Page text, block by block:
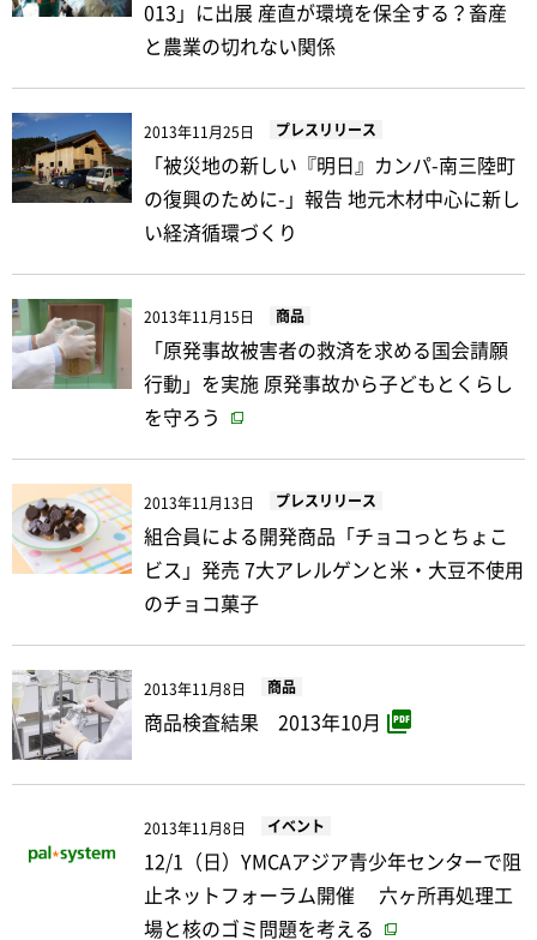
013」に出展 産直が環境を保全する？畜産
と農業の切れない関係
2013年11月25日 プレスリリース
「被災地の新しい『明日』カンパ-南三陸町
の復興のために-」報告 地元木材中心に新し
い経済循環づくり
2013年11月15日 商品
「原発事故被害者の救済を求める国会請願
行動」を実施 原発事故から子どもとくらし
を守ろう
2013年11月13日 プレスリリース
組合員による開発商品「チョコっとちょこ
ビス」発売 7大アレルゲンと米・大豆不使用
のチョコ菓子
2013年11月8日 商品
商品検査結果 2013年10月
2013年11月8日 イベント
12/1（日）YMCAアジア青少年センターで阻
止ネットフォーラム開催 六ヶ所再処理工
場と核のゴミ問題を考える